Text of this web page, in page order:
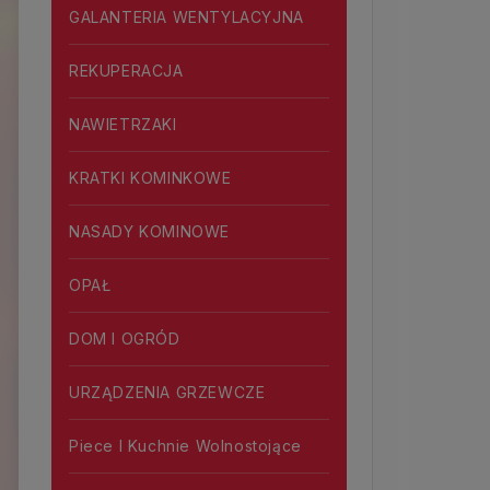
GALANTERIA WENTYLACYJNA
REKUPERACJA
NAWIETRZAKI
KRATKI KOMINKOWE
NASADY KOMINOWE
OPAŁ
DOM I OGRÓD
URZĄDZENIA GRZEWCZE
Piece I Kuchnie Wolnostojące